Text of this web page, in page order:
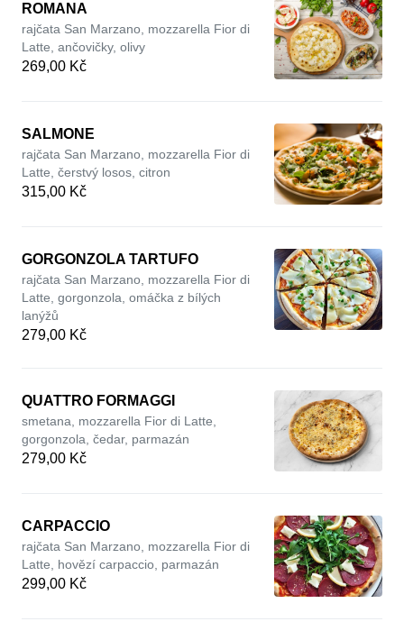
ROMANA
rajčata San Marzano, mozzarella Fior di
Latte, ančovičky, olivy
269,00 Kč
SALMONE
rajčata San Marzano, mozzarella Fior di
Latte, čerstvý losos, citron
315,00 Kč
GORGONZOLA TARTUFO
rajčata San Marzano, mozzarella Fior di
Latte, gorgonzola, omáčka z bílých
lanýžů
279,00 Kč
QUATTRO FORMAGGI
smetana, mozzarella Fior di Latte,
gorgonzola, čedar, parmazán
279,00 Kč
CARPACCIO
rajčata San Marzano, mozzarella Fior di
Latte, hovězí carpaccio, parmazán
299,00 Kč